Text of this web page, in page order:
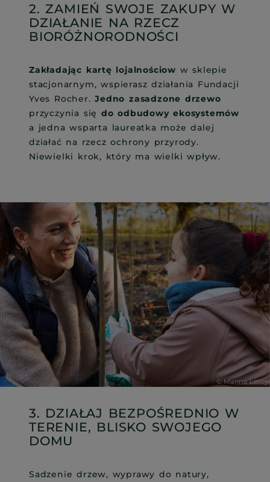
2. ZAMIEŃ SWOJE ZAKUPY W
DZIAŁANIE NA RZECZ
BIORÓŻNORODNOŚCI
Zakładając kartę lojalnościow w sklepie
stacjonarnym, wspierasz działania Fundacji
Yves Rocher.Jedno zasadzone drzewo
przyczynia się do odbudowy ekosystemów
a jedna wsparta laureatka może dalej
działać na rzecz ochrony przyrody.
Niewielki krok, który ma wielki wpływ.
3. DZIAŁAJ BEZPOŚREDNIO W
TERENIE, BLISKO SWOJEGO
DOMU
Sadzenie drzew, wyprawy do natury,